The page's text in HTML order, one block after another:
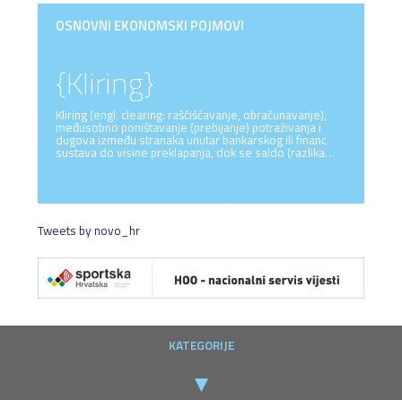
OSNOVNI EKONOMSKI POJMOVI
{Kliring}
Kliring (engl. clearing: raščišćavanje, obračunavanje),
međusobno poništavanje (prebijanje) potraživanja i
dugova između stranaka unutar bankarskog ili financ.
sustava do visine preklapanja, dok se saldo (razlika…
Tweets by novo_hr
KATEGORIJE